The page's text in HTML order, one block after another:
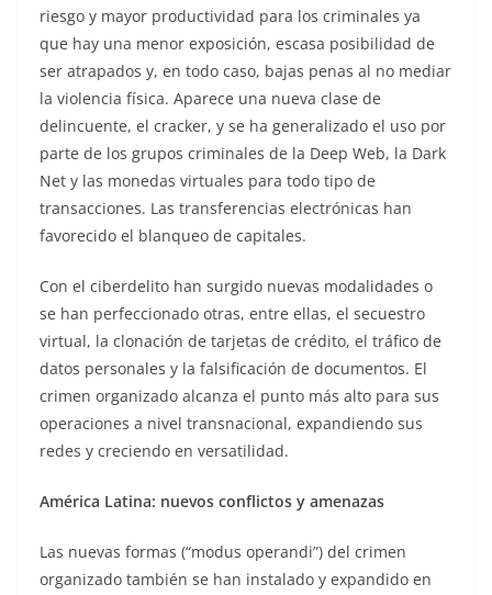
riesgo y mayor productividad para los criminales ya
que hay una menor exposición, escasa posibilidad de
ser atrapados y, en todo caso, bajas penas al no mediar
la violencia física. Aparece una nueva clase de
delincuente, el cracker, y se ha generalizado el uso por
parte de los grupos criminales de la Deep Web, la Dark
Net y las monedas virtuales para todo tipo de
transacciones. Las transferencias electrónicas han
favorecido el blanqueo de capitales.
Con el ciberdelito han surgido nuevas modalidades o
se han perfeccionado otras, entre ellas, el secuestro
virtual, la clonación de tarjetas de crédito, el tráfico de
datos personales y la falsificación de documentos. El
crimen organizado alcanza el punto más alto para sus
operaciones a nivel transnacional, expandiendo sus
redes y creciendo en versatilidad.
América Latina: nuevos conflictos y amenazas
Las nuevas formas (“modus operandi”) del crimen
organizado también se han instalado y expandido en